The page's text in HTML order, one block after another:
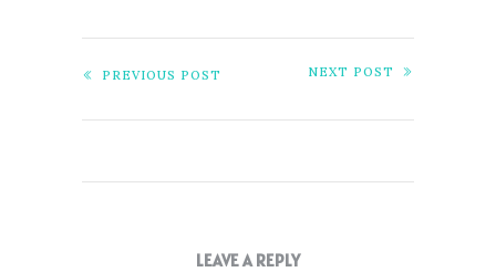
PREVIOUS POST NEXT POST
LEAVE A REPLY